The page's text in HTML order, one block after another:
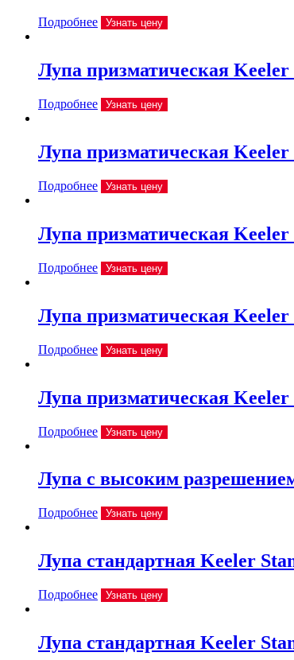
Подробнее Узнать цену
Лупа призматическая
Подробнее Узнать цену
Лупа призматическая
Подробнее Узнать цену
Лупа призматическая
Подробнее Узнать цену
Лупа призматическая
Подробнее Узнать цену
Лупа призматическая
Подробнее Узнать цену
Лупа с высоким
Подробнее Узнать цену
Лупа стандартная Keeler
Подробнее Узнать цену
Лупа стандартная Keeler